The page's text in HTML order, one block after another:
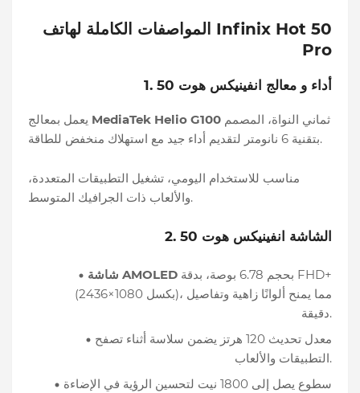
المواصفات الكاملة لهاتف Infinix Hot 50
Pro
1. أداء و معالج انفينيكس هوت 50
MediaTek Helio G100 ثماني النواة، المصمم
بتقنية 6 نانومتر لتقديم أداء جيد مع استهلاك منخفض للطاقة.
مناسب للاستخدام اليومي، تشغيل التطبيقات المتعددة،
والألعاب ذات الجرافيك المتوسط.
2. الشاشة انفينيكس هوت 50
شاشة AMOLED
(2436×1080 بكسل)، مما يمنح ألوانًا زاهية وتفاصيل
دقيقة.
معدل تحديث 120 هرتز يضمن سلاسة أثناء تصفح
التطبيقات والألعاب.
سطوع يصل إلى 1800 نيت لتحسين الرؤية في الإضاءة